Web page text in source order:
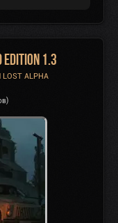
Edition 1.3
ALPHA